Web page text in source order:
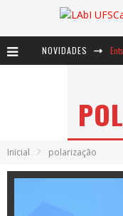
NOVIDADES
Inicial polarização